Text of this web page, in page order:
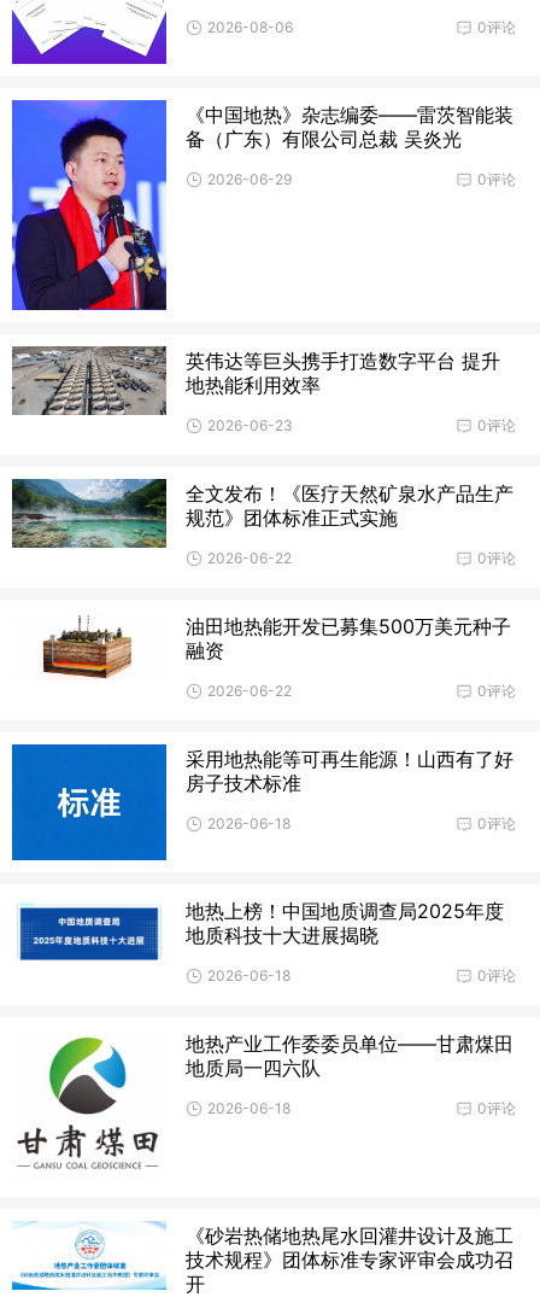
0评论
2026-08-06
《中国地热》杂志编委——雷茨智能装
备（广东）有限公司总裁 吴炎光
0评论
2026-06-29
英伟达等巨头携手打造数字平台 提升
地热能利用效率
0评论
2026-06-23
全文发布！《医疗天然矿泉水产品生产
规范》团体标准正式实施
0评论
2026-06-22
油田地热能开发已募集500万美元种子
融资
0评论
2026-06-22
采用地热能等可再生能源！山西有了好
房子技术标准
0评论
2026-06-18
地热上榜！中国地质调查局2025年度
地质科技十大进展揭晓
0评论
2026-06-18
地热产业工作委委员单位——甘肃煤田
地质局一四六队
0评论
2026-06-18
《砂岩热储地热尾水回灌井设计及施工
技术规程》团体标准专家评审会成功召
开